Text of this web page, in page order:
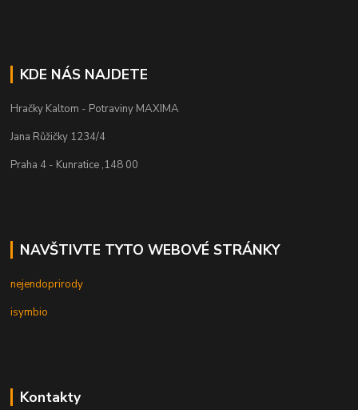
KDE NÁS NAJDETE
Hračky Kaltom - Potraviny MAXIMA
Jana Růžičky 1234/4
Praha 4 - Kunratice ,148 00
NAVŠTIVTE TYTO WEBOVÉ STRÁNKY
nejendoprirody
isymbio
Kontakty